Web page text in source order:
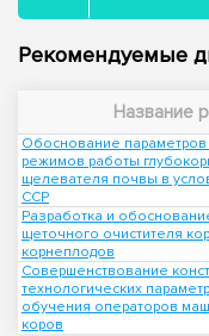
Рекомендуемые
Название
Обоснование параметров
режимов работы
щелевателя почвы в
ССР
Разработка и
щеточного очистителя
корнеплодов
Совершенствование
технологических
обучения операторов
коров